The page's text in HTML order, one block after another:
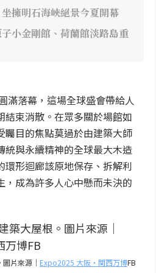
擁明石海峽絕景今夏開幕
小金剛館、荷蘭館淡路島重
滿落幕，這場全球盛會帶給人
結束消散。在眾多關於場館如
矚目的焦點莫過於由建築大師
統與永續精神的全球最大木造
環形迴廊該原地保存、拆解利
，成為許多人心中懸而未決的
片來源｜ Expo2025 大阪・関西万博FB